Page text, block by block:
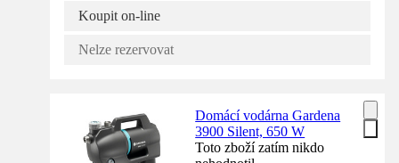
Koupit on-line
Nelze rezervovat
Domácí vodárna Gardena
3900 Silent, 650 W
Toto zboží zatím nikdo